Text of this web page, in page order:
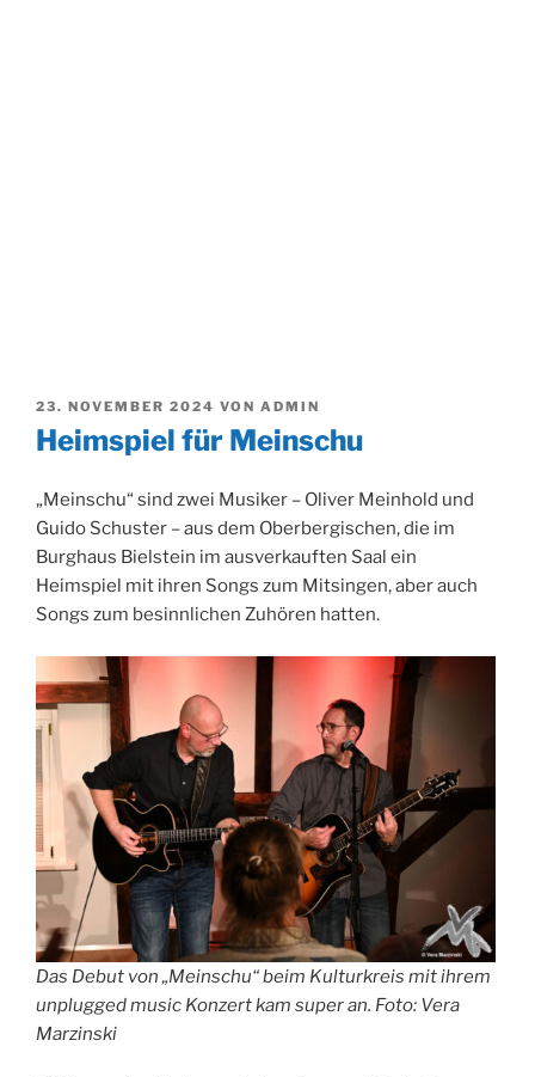
VERÖFFENTLICHT
AM
23. NOVEMBER 2024 VON ADMIN
Heimspiel für Meinschu
„Meinschu“ sind zwei Musiker – Oliver Meinhold und
Guido Schuster – aus dem Oberbergischen, die im
Burghaus Bielstein im ausverkauften Saal ein
Heimspiel mit ihren Songs zum Mitsingen, aber auch
Songs zum besinnlichen Zuhören hatten.
Das Debut von „Meinschu“ beim Kulturkreis mit ihrem
unplugged music Konzert kam super an. Foto: Vera
Marzinski